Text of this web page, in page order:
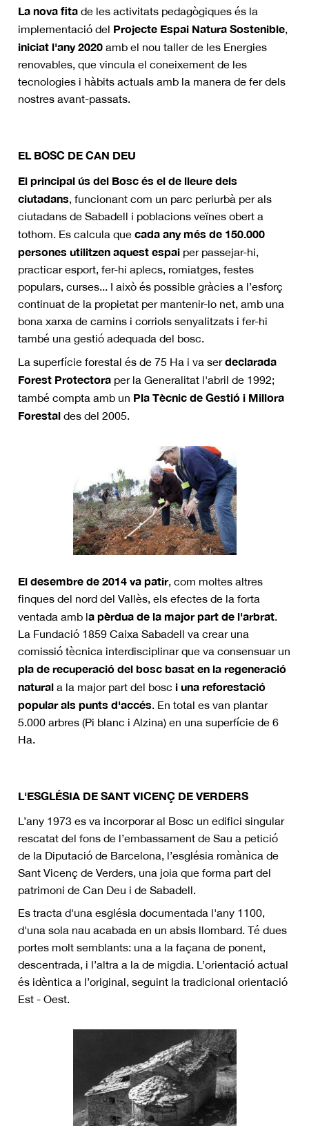
La nova fita de les activitats pedagògiques és la
implementació del Projecte Espai Natura Sostenible,
iniciat l'any 2020 amb el nou taller de les Energies
renovables, que vincula el coneixement de les
tecnologies i hàbits actuals amb la manera de fer dels
nostres avant-passats.
EL BOSC DE CAN DEU
El principal ús del Bosc és el de lleure dels
ciutadans, funcionant com un parc periurbà per als
ciutadans de Sabadell i poblacions veïnes obert a
tothom. Es calcula que cada any més de 150.000
persones utilitzen aquest espai per passejar-hi,
practicar esport, fer-hi aplecs, romiatges, festes
populars, curses... I això és possible gràcies a l’esforç
continuat de la propietat per mantenir-lo net, amb una
bona xarxa de camins i corriols senyalitzats i fer-hi
també una gestió adequada del bosc.
La superfície forestal és de 75 Ha i va serdeclarada
Forest Protectora per la Generalitat l'abril de 1992;
també compta amb un Pla Tècnic de Gestió i Millora
Forestal des del 2005.
El desembre de 2014 va patir, com moltes altres
finques del nord del Vallès, els efectes de la forta
ventada amb la pèrdua de la major part de l'arbrat.
La Fundació 1859 Caixa Sabadell va crear una
comissió tècnica interdisciplinar que va consensuar un
pla de recuperació del bosc basat en la regeneració
natural a la major part del bosc i una reforestació
popular als punts d'accés. En total es van plantar
5.000 arbres (Pi blanc i Alzina) en una superfície de 6
Ha.
L'ESGLÉSIA DE SANT VICENÇ DE VERDERS
L’any 1973 es va incorporar al Bosc un edifici singular
rescatat del fons de l’embassament de Sau a petició
de la Diputació de Barcelona, l’església romànica de
Sant Vicenç de Verders, una joia que forma part del
patrimoni de Can Deu i de Sabadell.
Es tracta d'una església documentada l'any 1100,
d'una sola nau acabada en un absis llombard. Té dues
portes molt semblants: una a la façana de ponent,
descentrada, i l’altra a la de migdia. L’orientació actual
és idèntica a l’original, seguint la tradicional orientació
Est - Oest.